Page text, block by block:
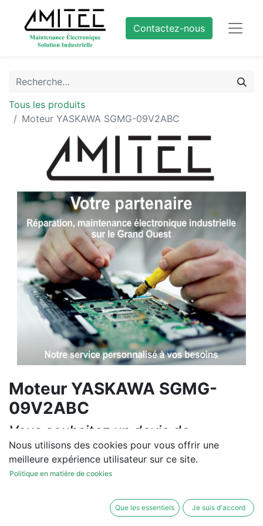
Contactez-nous
Tous les produits
Moteur YASKAWA SGMG-09V2ABC
Moteur YASKAWA SGMG-
09V2ABC
Vous souhaitez un devis de
réparation ou de vente, un
diagnostic sur site?
Nous utilisons des cookies pour vous offrir une
meilleure expérience utilisateur sur ce site.
Politique en matière de cookies
Que les essentiels Je suis d'accord